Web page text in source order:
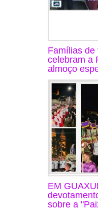
Famílias de
celebram a
almoço
EM
sobre a